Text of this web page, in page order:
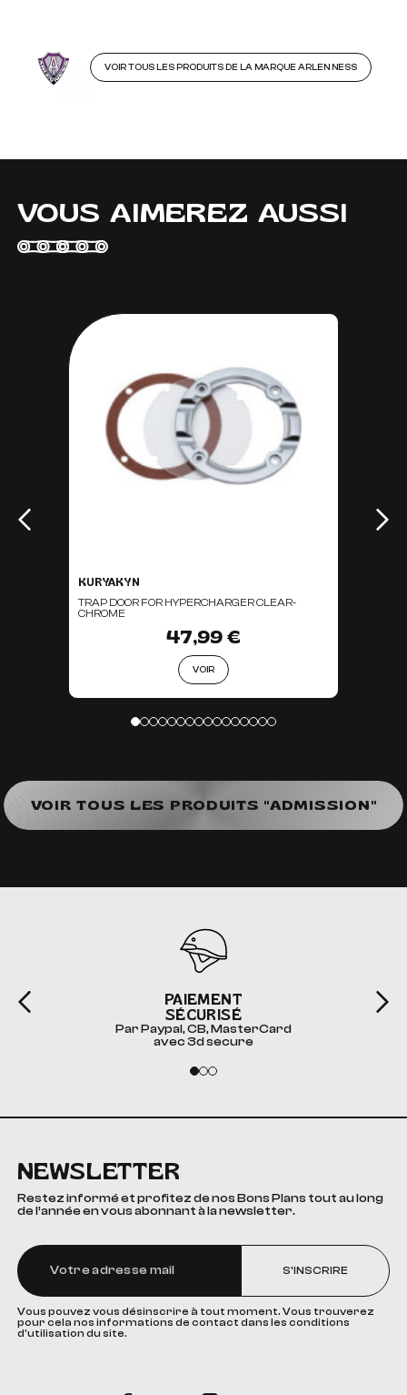
VOIR TOUS LES PRODUITS DE LA MARQUE ARLEN NESS
VOUS AIMEREZ AUSSI
KURYAKYN
TRAP DOOR FOR HYPERCHARGER CLEAR-
CHROME
47,99 €
VOIR
VOIR TOUS LES PRODUITS "ADMISSION"
PAIEMENT
SÉCURISÉ
Par Paypal, CB, MasterCard
avec 3d secure
NEWSLETTER
Restez informé et profitez de nos Bons Plans tout au long
de l’année en vous abonnant à la newsletter.
S'INSCRIRE
Vous pouvez vous désinscrire à tout moment. Vous trouverez
pour cela nos informations de contact dans les conditions
d'utilisation du site.